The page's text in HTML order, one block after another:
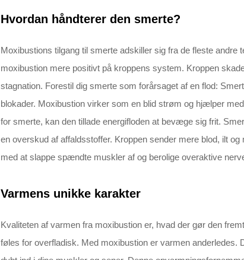
Hvordan håndterer den smerte?
Moxibustions tilgang til smerte adskiller sig fra de fleste
moxibustion mere positivt på kroppens system. Kroppen
stagnation. Forestil dig smerte som forårsaget af en flod:
blokader. Moxibustion virker som en blid strøm og hjælper
for smerte, kan den tillade energifloden at bevæge sig frit.
en overskud af affaldsstoffer. Kroppen sender mere blod, ilt
med at slappe spændte muskler af og berolige overaktive
Varmens unikke karakter
Kvaliteten af varmen fra moxibustion er, hvad der gør den
føles for overfladisk. Med moxibustion er varmen